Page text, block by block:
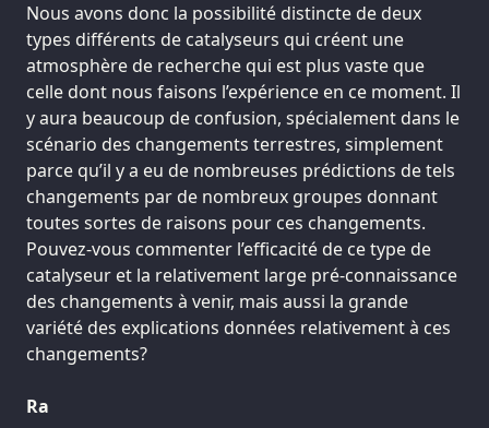
Nous avons donc la possibilité distincte de deux
types différents de catalyseurs qui créent une
atmosphère de recherche qui est plus vaste que
celle dont nous faisons l’expérience en ce moment. Il
y aura beaucoup de confusion, spécialement dans le
scénario des changements terrestres, simplement
parce qu’il y a eu de nombreuses prédictions de tels
changements par de nombreux groupes donnant
toutes sortes de raisons pour ces changements.
Pouvez-vous commenter l’efficacité de ce type de
catalyseur et la relativement large pré-connaissance
des changements à venir, mais aussi la grande
variété des explications données relativement à ces
changements?
Ra